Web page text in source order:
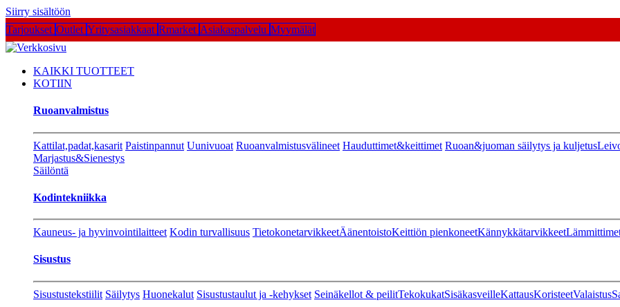
Siirry sisältöön
Tarjoukset Outlet Yritysasiakkaat Rmarket Asiakaspalvelu Myymälät
KAIKKI TUOTTEET
KOTIIN
Ruoanvalmistus
Kattilat,padat,kasarit Paistinpannut Uunivuoat Ruoanvalmistusvälineet Hauduttimet&keittimet Ruoan&juoman säilytys ja kuljetus
Marjastus&Sienestys
Säilöntä
Kodintekniikka
Kauneus- ja hyvinvointilaitteet Kodin turvallisuus TietokonetarvikkeetÄänentoistoKeittiön pienkoneetKännykkätarvikkeet
Sisustus
Sisustustekstiilit Säilytys Huonekalut Sisustustaulut ja -kehykset Seinäkellot & peilitTekokukatSisäkasveilleKattausKoristeetValaistus